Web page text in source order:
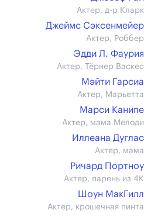
Актер, д-р Кларк
Джеймс Сэксенмейер
Актер, Роббер
Эдди Л. Фаурия
Актер, Тёрнер Васкес
Мэйти Гарсиа
Актер, Марьетта
Марси Канипе
Актер, мама Мелоди
Иллеана Дуглас
Актер, мама
Ричард Портноу
Актер, парень из 4К
Шоун МакГилл
Актер, крошечная пинта